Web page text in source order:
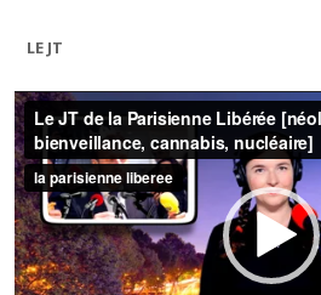
LE JT
Lecteur
vidéo